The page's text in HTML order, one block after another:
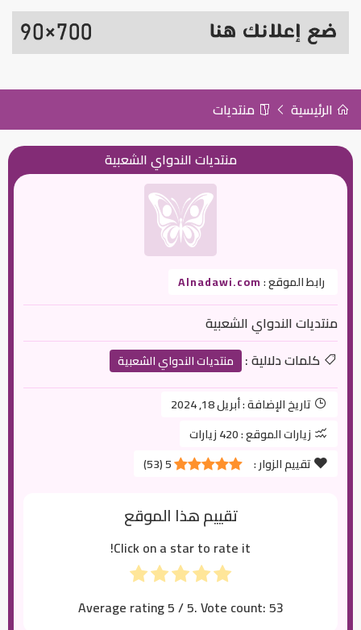
الرئيسية منتديات
منتديات الندواي الشعبية
رابط الموقع :Alnadawi.com
منتديات الندواي الشعبية
كلمات دلالية :
منتديات الندواي الشعبية
تاريخ الإضافة :أبريل 18, 2024
زيارات الموقع :420 زيارات
تقييم الزوار :
5
(
53
)
تقييم هذا الموقع
Click on a star to rate it!
Average rating5/ 5. Vote count:53